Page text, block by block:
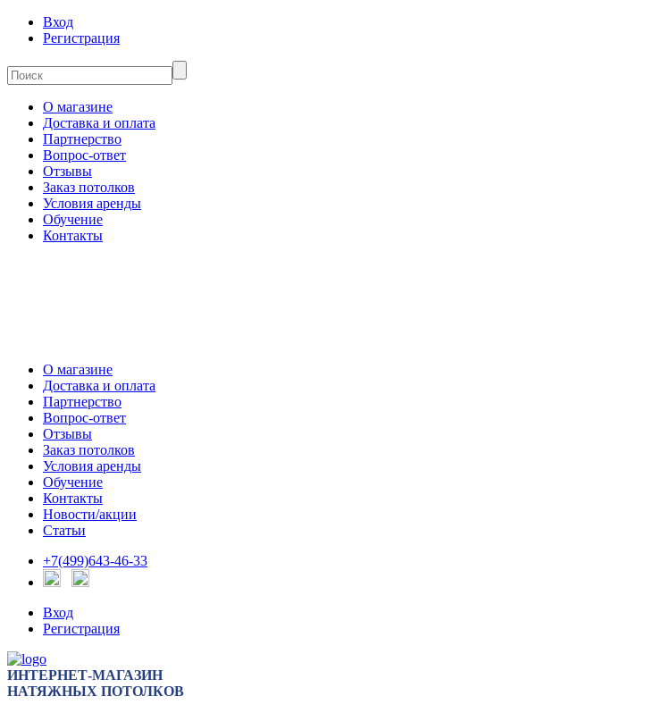
Вход
Регистрация
О магазине
Доставка и оплата
Партнерство
Вопрос-ответ
Отзывы
Заказ потолков
Условия аренды
Обучение
Контакты
О магазине
Доставка и оплата
Партнерство
Вопрос-ответ
Отзывы
Заказ потолков
Условия аренды
Обучение
Контакты
Новости/акции
Статьи
+7(499)643-46-33
Вход
Регистрация
ИНТЕРНЕТ-МАГАЗИН
НАТЯЖНЫХ ПОТОЛКОВ